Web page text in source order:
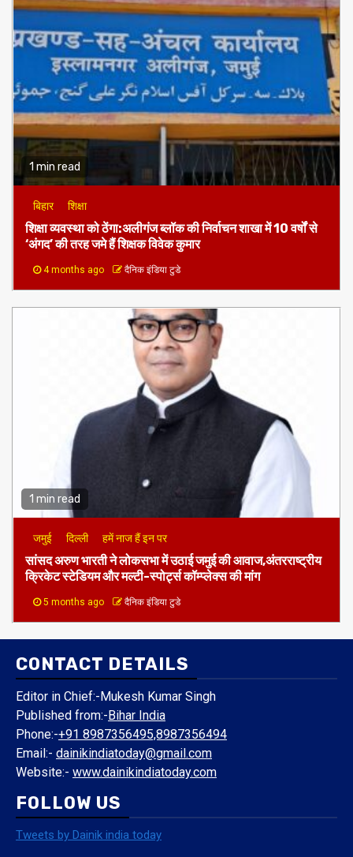
1 min read
बिहार शिक्षा
शिक्षा व्यवस्था को ठेंगा:अलीगंज ब्लॉक की निर्वाचन शाखा में 10 वर्षों से
‘अंगद’ की तरह जमे हैं शिक्षक विवेक कुमार
4 months ago दैनिक इंडिया टुडे
1 min read
जमुई दिल्ली हमें नाज हैं इन पर
​सांसद अरुण भारती ने लोकसभा में उठाई जमुई की आवाज,अंतरराष्ट्रीय
क्रिकेट स्टेडियम और मल्टी-स्पोर्ट्स कॉम्प्लेक्स की मांग
5 months ago दैनिक इंडिया टुडे
CONTACT DETAILS
Editor in Chief:-Mukesh Kumar Singh
Published from:- Bihar India
Phone:-+91 8987356495,8987356494
Email:- dainikindiatoday@gmail.com
Website:- www.dainikindiatoday.com
FOLLOW US
Tweets by Dainik india today